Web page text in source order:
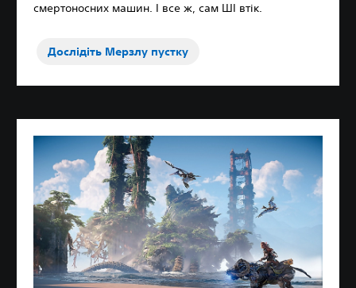
смертоносних машин. І все ж, сам ШІ втік.
Дослідіть Мерзлу пустку